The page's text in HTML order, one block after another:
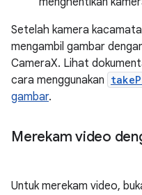
Setelah kamera
mengambil gambar
CameraX. Lihat
cara menggunakan
gambar.
Merekam video
Untuk merekam video,